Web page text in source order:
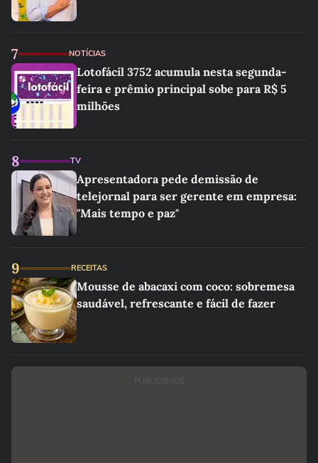
7 NOTÍCIAS
Lotofácil 3752 acumula nesta segunda-
feira e prêmio principal sobe para R$ 5
milhões
8 TV
Apresentadora pede demissão de
telejornal para ser gerente em empresa:
"Mais tempo e paz"
9 RECEITAS
Mousse de abacaxi com coco: sobremesa
saudável, refrescante e fácil de fazer
PUBLICIDADE